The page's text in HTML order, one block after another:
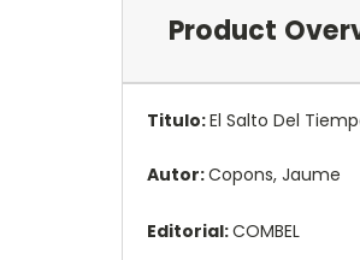
Product
Titulo:El Salto Del
Autor:Copons, Jaume
Editorial:COMBEL